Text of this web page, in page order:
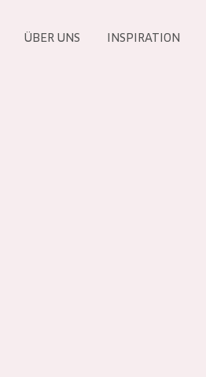
ÜBER UNS INSPIRATION